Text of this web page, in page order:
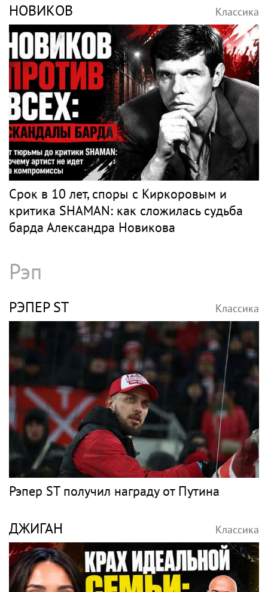
НОВИКОВ Классика
Срок в 10 лет, споры с Киркоровым и
критика SHAMAN: как сложилась судьба
барда Александра Новикова
Рэп
РЭПЕР ST Классика
Рэпер ST получил награду от Путина
ДЖИГАН Классика